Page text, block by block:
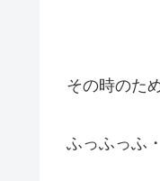
その時のた
ふっふっふ